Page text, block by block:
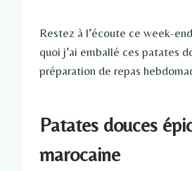
Restez à l’écoute ce week-
quoi j’ai emballé ces patates
préparation de repas
Patates douces
marocaine